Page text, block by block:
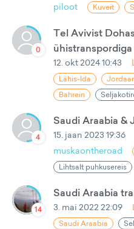
piloot
Kuveit
0
Tel Avivist
ühistranspordiga
12. okt 2024 10:43
Lähis-Ida
Bahrein
4
Saudi Araabia &
15. jaan 2023 19:36
muskaontheroad
Lihtsalt puhkusereis
14
Saudi Araabia
3. mai 2022 22:09
Saudi Araabia